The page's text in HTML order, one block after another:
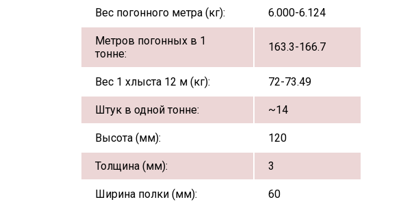
Вес погонного метра (кг): 6.000-6.124
Метров погонных в 1
тонне:
163.3-166.7
Вес 1 хлыста 12 м (кг): 72-73.49
Штук в одной тонне: ~14
Высота (мм): 120
Толщина (мм): 3
Ширина полки (мм): 60